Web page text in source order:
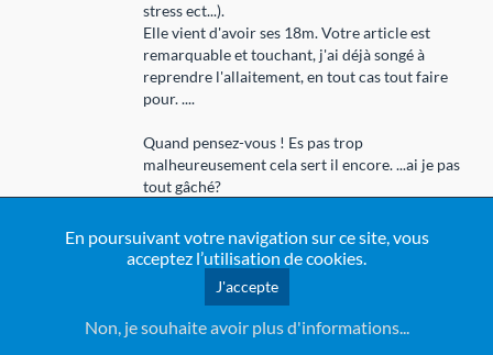
En poursuivant votre navigation sur ce site, vous
acceptez l’utilisation de cookies.
J'accepte
Non, je souhaite avoir plus d'informations...
stress ect...).
Elle vient d'avoir ses 18m. Votre article est
remarquable et touchant, j'ai déjà songé à
reprendre l'allaitement, en tout cas tout faire
pour. ....
Quand pensez-vous ! Es pas trop
malheureusement cela sert il encore. ...ai je pas
tout gâché?
le samedi 07 janvier 2017 à 22:54
cp